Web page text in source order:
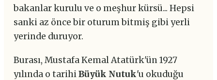
bakanlar kurulu ve o meşhur kürsü... Hepsi
sanki az önce bir oturum bitmiş gibi yerli
yerinde duruyor.
Burası, Mustafa Kemal Atatürk'ün 1927
yılında o tarihiBüyük Nutuk'u okuduğu